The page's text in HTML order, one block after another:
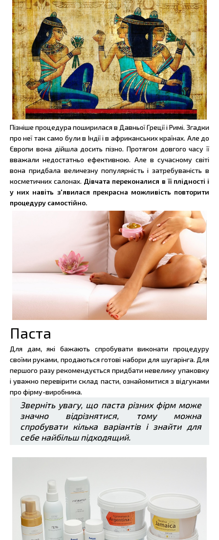
Пізніше процедура поширилася в Давньої Греції і Римі. Згадки
про неї так само були в Індії і в африканських країнах. Але до
Європи вона дійшла досить пізно. Протягом довгого часу її
вважали недостатньо ефективною. Але в сучасному світі
вона придбала величезну популярність і затребуваність в
косметичних салонах. Дівчата переконалися в її плідності і
у них навіть з'явилася прекрасна можливість повторити
процедуру самостійно.
Паста
Для дам, які бажають спробувати виконати процедуру
своїми руками, продаються готові набори для шугарінга. Для
першого разу рекомендується придбати невелику упаковку
і уважно перевірити склад пасти, ознайомитися з відгуками
про фірму-виробника.
Зверніть увагу, що паста різних фірм може
значно відрізнятися, тому можна
спробувати кілька варіантів і знайти для
себе найбільш підходящий.